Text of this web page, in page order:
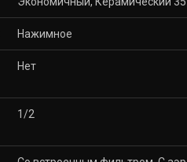
Нажимное
Нет
1/2